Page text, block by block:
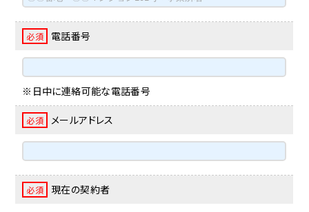
必須 電話番号
※日中に連絡可能な電話番号
必須 メールアドレス
必須 現在の契約者